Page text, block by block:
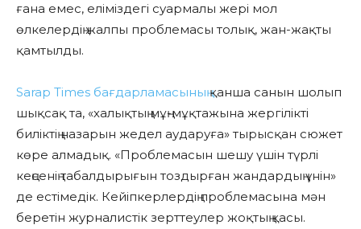
ғана емес, еліміздегі суармалы жері мол
өлкелердің жалпы проблемасы толық, жан-жақты
қамтылды.
Sarap Times бағдарламасыныңқанша санын шолып
шықсақ та, «халықтың мұң-мұқтажына жергілікті
биліктің назарын жедел аударуға» тырысқан сюжет
көре алмадық. «Проблемасын шешу үшін түрлі
кеңсенің табалдырығын тоздырған жандардың үнін»
де естімедік. Кейіпкерлердің проблемасына мән
беретін журналистік зерттеулер жоқтың қасы.